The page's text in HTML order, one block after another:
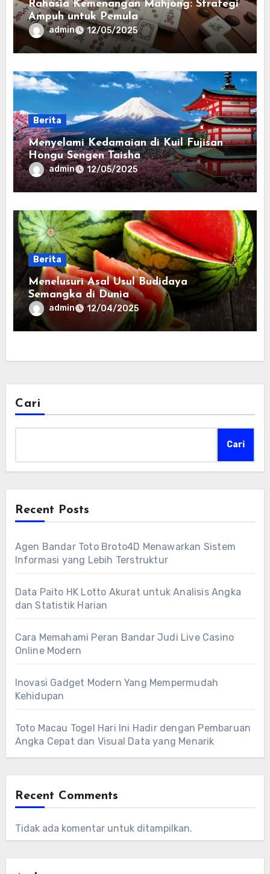
Rahasia Kemenangan Mahjong: Strategi
Ampuh untuk Pemula
admin 12/05/2025
Berita
Menyelami Kedamaian di Kuil Fujisan
Hongu Sengen Taisha
admin 12/05/2025
Berita
Menelusuri Asal Usul Budidaya
Semangka di Dunia
admin 12/04/2025
Cari
Cari
Recent Posts
Agen Bandar Toto Broto4D Menawarkan Sistem
Informasi yang Lebih Terstruktur
Data Paito HK Lotto Akurat untuk Analisis Angka
dan Statistik Harian
Cara Memahami Peran Bandar Judi Live Casino
Online Modern
Inovasi Gadget Modern Yang Mempermudah
Kehidupan
Toto Macau Togel Hari Ini Hadir dengan Pembaruan
Angka Cepat dan Visual Data yang Menarik
Recent Comments
Tidak ada komentar untuk ditampilkan.